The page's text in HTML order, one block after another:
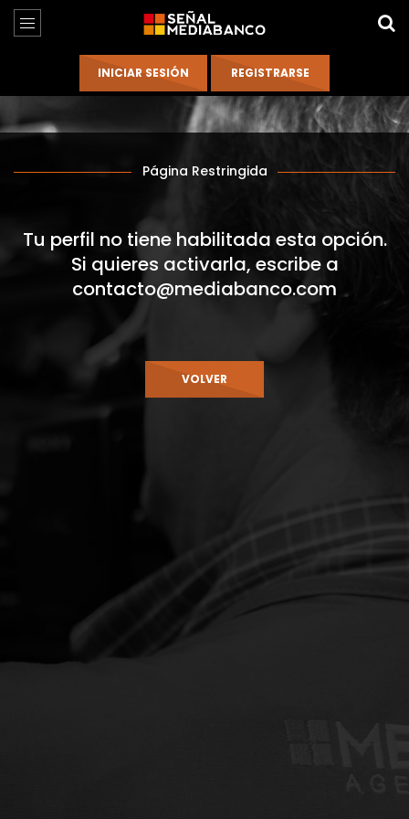
Página Restringida
Tu perfil no tiene habilitada esta opción.
Si quieres activarla, escribe a
contacto@mediabanco.com